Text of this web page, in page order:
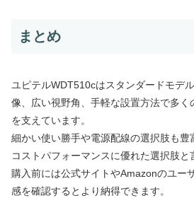
まとめ
ユピテルWDT510cはスタンダードモデ
像、広い視野角、手軽な設置方法で多く
を支えています。
細かい使い勝手や電源配線の選択肢も豊
コストパフォーマンスに優れた選択肢と
購入前には公式サイトやAmazonのユー
感を確認するとより納得できます。